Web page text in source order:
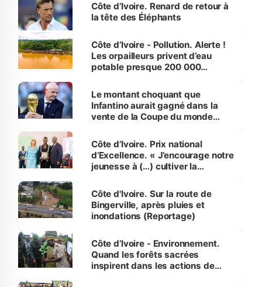
Côte d’Ivoire. Renard de retour à
la tête des Éléphants
Côte d’Ivoire - Pollution. Alerte !
Les orpailleurs privent d’eau
potable presque 200 000
Le montant choquant que
Infantino aurait gagné dans la
vente de la Coupe du monde
Côte d’Ivoire. Prix national
d’Excellence. « J’encourage notre
jeunesse à (…) cultiver la
(Alassane Ouattara
Côte d'Ivoire. Sur la route de
Bingerville, après pluies et
inondations (Reportage)
Côte d’Ivoire - Environnement.
Quand les forêts sacrées
inspirent dans les actions de